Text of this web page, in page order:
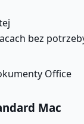
bez
Office
Mac